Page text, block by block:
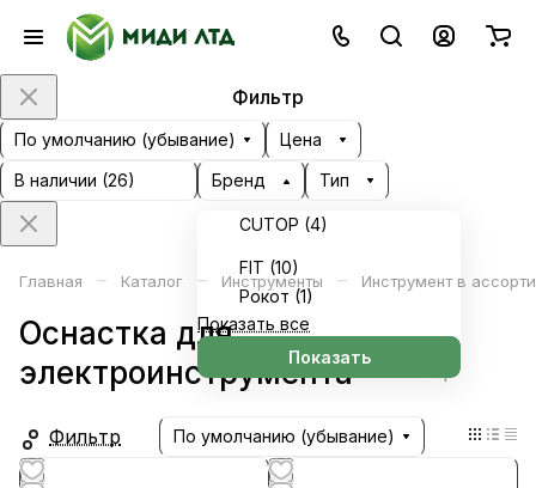
Фильтр
По умолчанию (убывание)
Цена
В наличии (26) Бренд
CUTOP (4)
FIT (10)
Рокот (1)
Показать все
Показать
Тип
Главная – Каталог – Инструменты – Инструмент в
Оснастка для
электроинструмента
31 товар
Фильтр По умолчанию (убывание)